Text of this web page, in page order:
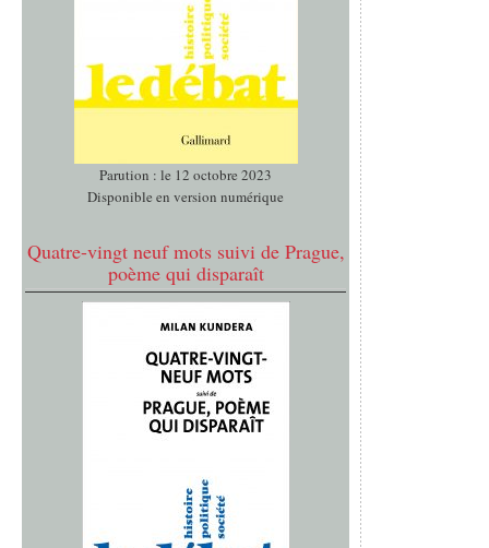
Parution : le 12 octobre 2023
Disponible en version numérique
Quatre-vingt neuf mots suivi de Prague,
poème qui disparaît